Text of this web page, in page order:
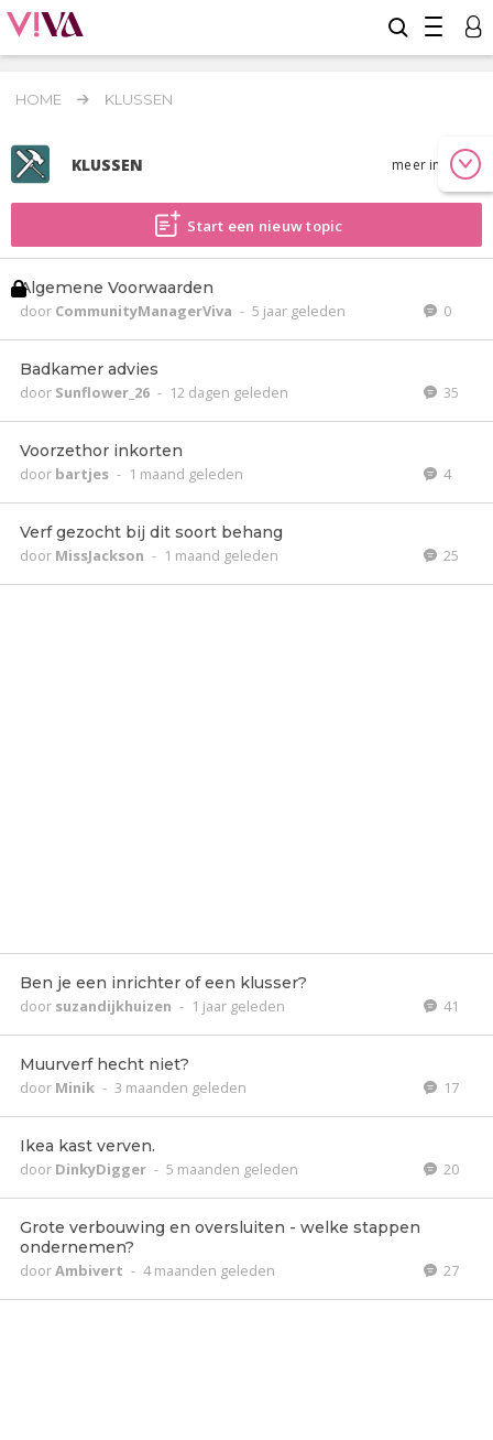
HOME KLUSSEN
KLUSSEN meer info
Start een nieuw topic
Algemene Voorwaarden
door CommunityManagerViva - 5 jaar geleden 0
Badkamer advies
door Sunflower_26 - 12 dagen geleden 35
Voorzethor inkorten
door bartjes - 1 maand geleden 4
Verf gezocht bij dit soort behang
door MissJackson - 1 maand geleden 25
Ben je een inrichter of een klusser?
door suzandijkhuizen - 1 jaar geleden 41
Muurverf hecht niet?
door Minik - 3 maanden geleden 17
Ikea kast verven.
door DinkyDigger - 5 maanden geleden 20
Grote verbouwing en oversluiten - welke stappen
ondernemen?
doorAmbivert - 4 maanden geleden 27